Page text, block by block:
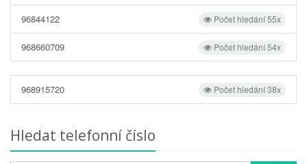
Počet hledání 55x
96844122
Počet hledání 54x
968660709
Počet hledání 38x
968915720
Hledat telefonní číslo